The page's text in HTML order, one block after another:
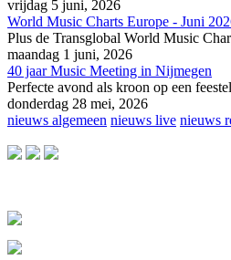
vrijdag 5 juni, 2026
World Music Charts Europe - Juni
Plus de Transglobal World Music
maandag 1 juni, 2026
40 jaar Music Meeting in Nijmegen
Perfecte avond als kroon op een
donderdag 28 mei, 2026
nieuws algemeen nieuws live nieuws